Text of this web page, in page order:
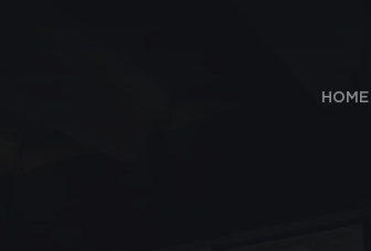
HOME